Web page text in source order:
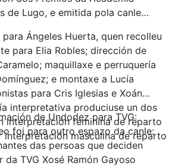
de Lugo, e emitida pola canle
Ángeles Huerta, quen recolleu
para Elia Robles; dirección de
maquillaxe e perruquería
e montaxe a Lucía
para Cris Iglesias e Xoán
interpretativa produciuse un dos
interpretación feminina de reparto
interpretación masculina de reparto
de Undodez para TVG:
foi para outro espazo da canle:
das persoas que deciden
TVG Xosé Ramón Gayoso